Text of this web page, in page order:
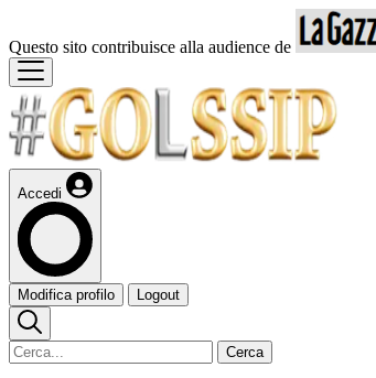
Questo sito contribuisce alla audience de
Accedi
Modifica profilo Logout
Cerca